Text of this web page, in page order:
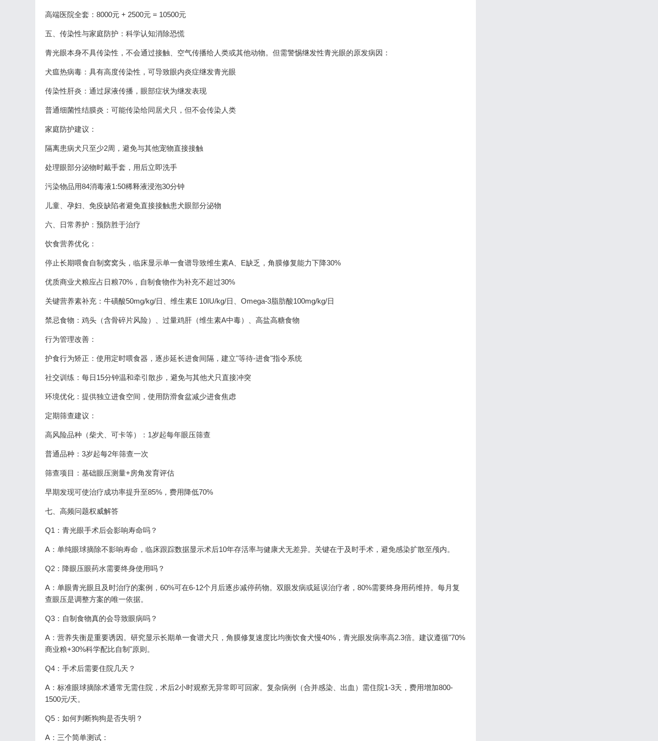
高端医院全套：8000元 + 2500元 = 10500元
五、传染性与家庭防护：科学认知消除恐慌
青光眼本身不具传染性，不会通过接触、空气传播给人类或其他动物。但需警惕继发性青光眼的原发病因：
犬瘟热病毒：具有高度传染性，可导致眼内炎症继发青光眼
传染性肝炎：通过尿液传播，眼部症状为继发表现
普通细菌性结膜炎：可能传染给同居犬只，但不会传染人类
家庭防护建议：
隔离患病犬只至少2周，避免与其他宠物直接接触
处理眼部分泌物时戴手套，用后立即洗手
污染物品用84消毒液1:50稀释液浸泡30分钟
儿童、孕妇、免疫缺陷者避免直接接触患犬眼部分泌物
六、日常养护：预防胜于治疗
饮食营养优化：
停止长期喂食自制窝窝头，临床显示单一食谱导致维生素A、E缺乏，角膜修复能力下降30%
优质商业犬粮应占日粮70%，自制食物作为补充不超过30%
关键营养素补充：牛磺酸50mg/kg/日、维生素E 10IU/kg/日、Omega-3脂肪酸100mg/kg/日
禁忌食物：鸡头（含骨碎片风险）、过量鸡肝（维生素A中毒）、高盐高糖食物
行为管理改善：
护食行为矫正：使用定时喂食器，逐步延长进食间隔，建立"等待-进食"指令系统
社交训练：每日15分钟温和牵引散步，避免与其他犬只直接冲突
环境优化：提供独立进食空间，使用防滑食盆减少进食焦虑
定期筛查建议：
高风险品种（柴犬、可卡等）：1岁起每年眼压筛查
普通品种：3岁起每2年筛查一次
筛查项目：基础眼压测量+房角发育评估
早期发现可使治疗成功率提升至85%，费用降低70%
七、高频问题权威解答
Q1：青光眼手术后会影响寿命吗？
A：单纯眼球摘除不影响寿命，临床跟踪数据显示术后10年存活率与健康犬无差异。关键在于及时手术，避免感染扩散至颅内。
Q2：降眼压眼药水需要终身使用吗？
A：单眼青光眼且及时治疗的案例，60%可在6-12个月后逐步减停药物。双眼发病或延误治疗者，80%需要终身用药维持。每月复
查眼压是调整方案的唯一依据。
Q3：自制食物真的会导致眼病吗？
A：营养失衡是重要诱因。研究显示长期单一食谱犬只，角膜修复速度比均衡饮食犬慢40%，青光眼发病率高2.3倍。建议遵循"70%
商业粮+30%科学配比自制"原则。
Q4：手术后需要住院几天？
A：标准眼球摘除术通常无需住院，术后2小时观察无异常即可回家。复杂病例（合并感染、出血）需住院1-3天，费用增加800-
1500元/天。
Q5：如何判断狗狗是否失明？
A：三个简单测试：